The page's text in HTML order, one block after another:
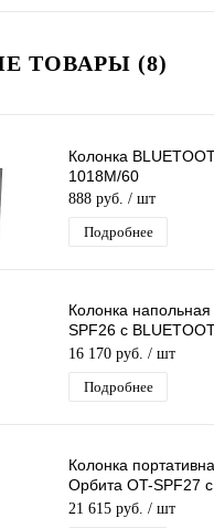
ТОВАРЫ (8)
Колонка
1018M/60
888 руб. / шт
Подробнее
Колонка
SPF26 с
FM)
16 170 руб. / шт
Подробнее
Колонка
Орбита OT-SPF27
AUX, USB, FM)
21 615 руб. / шт